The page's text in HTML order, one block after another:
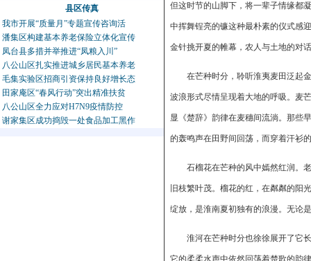
县区传真
我市开展“质量月”专题宣传咨询活
潘集区构建基本养老保险立体化宣传
凤台县多措并举推进“凤粮入川”
八公山区扎实推进城乡居民基本养老
毛集实验区招商引资保持良好增长态
田家庵区“春风行动”突出精准扶贫
八公山区全力应对H7N9疫情防控
谢家集区成功捣毁一处食品加工黑作
但这时节的山脚下，将一辈子情缘都
中挥舞锃亮的镰这种最朴素的仪式感
金针挑开夏的帷幕，农人与土地
在芒种时分，聆听淮夷麦田泛起
波浪形式尽情呈现着大地的呼吸。麦
显《楚辞》韵律在麦穗间流淌。那些
的轰鸣声在田野间回荡，而穿着汗衫
石榴花在芒种的风中嫣然红润。
旧枝繁叶茂。榴花的红，在粼粼的阳
绽放，是淮南夏初独有的浪漫。无论
淮河在芒种时分也徐徐展开了它
它的柔柔水声中依然回荡着楚歌的韵